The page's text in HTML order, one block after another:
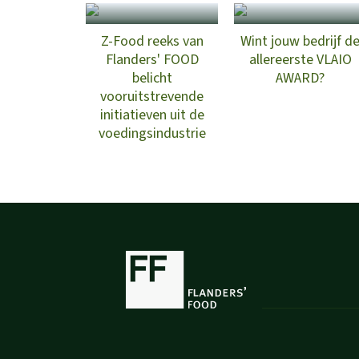
Z-Food reeks van
Flanders' FOOD
belicht
vooruitstrevende
initiatieven uit de
voedingsindustrie
​Wint jouw bedrijf
allereerste VLAIO
AWARD?